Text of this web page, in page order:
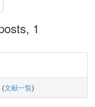
1
(文献一覧)